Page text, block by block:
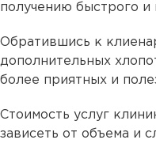
получению быстрого и
Обратившись к
дополнительных
более приятных и
Стоимость услуг
зависеть от объема и